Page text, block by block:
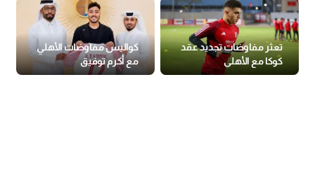
تعثر مفاوضات تجديد عقد
كوكا مع الأهلي
كواليس مفاوضات الأهلي
مع أكرم توفيق